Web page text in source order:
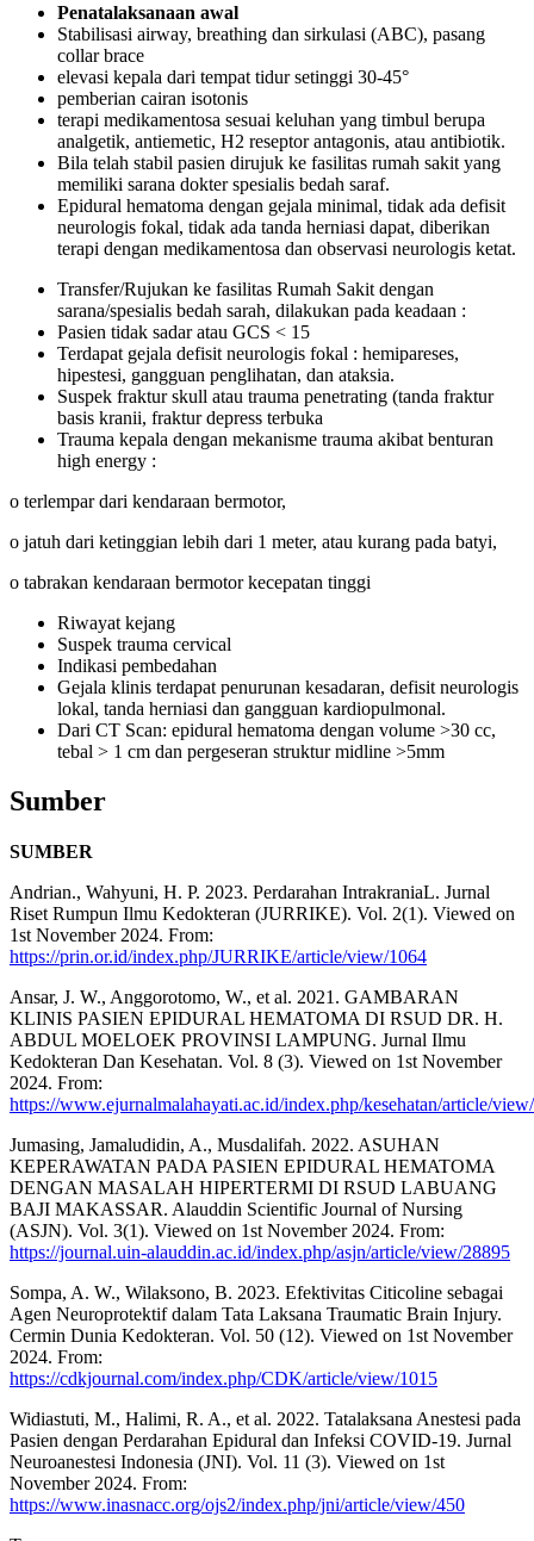
Penatalaksanaan awal
Stabilisasi airway, breathing dan sirkulasi (ABC), pasang
collar brace
elevasi kepala dari tempat tidur setinggi 30-45°
pemberian cairan isotonis
terapi medikamentosa sesuai keluhan yang timbul berupa
analgetik, antiemetic, H2 reseptor antagonis, atau antibiotik.
Bila telah stabil pasien dirujuk ke fasilitas rumah sakit yang
memiliki sarana dokter spesialis bedah saraf.
Epidural hematoma dengan gejala minimal, tidak ada defisit
neurologis fokal, tidak ada tanda herniasi dapat, diberikan
terapi dengan medikamentosa dan observasi neurologis ketat.
Transfer/Rujukan ke fasilitas Rumah Sakit dengan
sarana/spesialis bedah sarah, dilakukan pada keadaan :
Pasien tidak sadar atau GCS < 15
Terdapat gejala defisit neurologis fokal : hemipareses,
hipestesi, gangguan penglihatan, dan ataksia.
Suspek fraktur skull atau trauma penetrating (tanda fraktur
basis kranii, fraktur depress terbuka
Trauma kepala dengan mekanisme trauma akibat benturan
high energy :
o terlempar dari kendaraan bermotor,
o jatuh dari ketinggian lebih dari 1 meter, atau kurang pada batyi,
o tabrakan kendaraan bermotor kecepatan tinggi
Riwayat kejang
Suspek trauma cervical
Indikasi pembedahan
Gejala klinis terdapat penurunan kesadaran, defisit neurologis
lokal, tanda herniasi dan gangguan kardiopulmonal.
Dari CT Scan: epidural hematoma dengan volume >30 cc,
tebal > 1 cm dan pergeseran struktur midline >5mm
Sumber
SUMBER
Andrian., Wahyuni, H. P. 2023. Perdarahan IntrakraniaL. Jurnal
Riset Rumpun Ilmu Kedokteran (JURRIKE). Vol. 2(1). Viewed on
1st November 2024. From:
https://prin.or.id/index.php/JURRIKE/article/view/1064
Ansar, J. W., Anggorotomo, W., et al. 2021. GAMBARAN
KLINIS PASIEN EPIDURAL HEMATOMA DI RSUD DR. H.
ABDUL MOELOEK PROVINSI LAMPUNG. Jurnal Ilmu
Kedokteran Dan Kesehatan. Vol. 8 (3). Viewed on 1st November
2024. From:
https://www.ejurnalmalahayati.ac.id/index.php/kesehatan/article/
Jumasing, Jamaludidin, A., Musdalifah. 2022. ASUHAN
KEPERAWATAN PADA PASIEN EPIDURAL HEMATOMA
DENGAN MASALAH HIPERTERMI DI RSUD LABUANG
BAJI MAKASSAR. Alauddin Scientific Journal of Nursing
(ASJN). Vol. 3(1). Viewed on 1st November 2024. From:
https://journal.uin-alauddin.ac.id/index.php/asjn/article/view/28895
Sompa, A. W., Wilaksono, B. 2023. Efektivitas Citicoline sebagai
Agen Neuroprotektif dalam Tata Laksana Traumatic Brain Injury.
Cermin Dunia Kedokteran. Vol. 50 (12). Viewed on 1st November
2024. From:
https://cdkjournal.com/index.php/CDK/article/view/1015
Widiastuti, M., Halimi, R. A., et al. 2022. Tatalaksana Anestesi pada
Pasien dengan Perdarahan Epidural dan Infeksi COVID-19. Jurnal
Neuroanestesi Indonesia (JNI). Vol. 11 (3). Viewed on 1st
November 2024. From:
https://www.inasnacc.org/ojs2/index.php/jni/article/view/450